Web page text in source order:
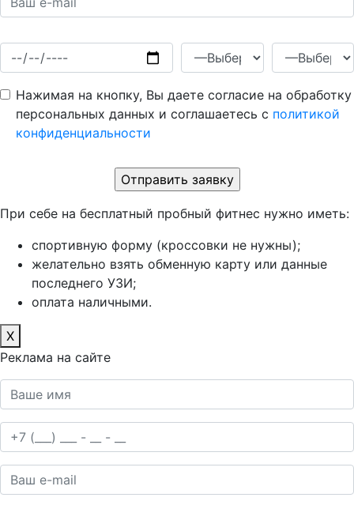
Нажимая на кнопку, Вы даете согласие на обработку
персональных данных и соглашаетесь c политикой
конфиденциальности
При себе на бесплатный пробный фитнес нужно иметь:
спортивную форму (кроссовки не нужны);
желательно взять обменную карту или данные
последнего УЗИ;
оплата наличными.
X
Реклама на сайте